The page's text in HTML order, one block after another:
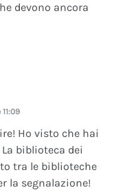
devono ancora
Ho visto che hai
biblioteca dei
tra le biblioteche
la segnalazione!